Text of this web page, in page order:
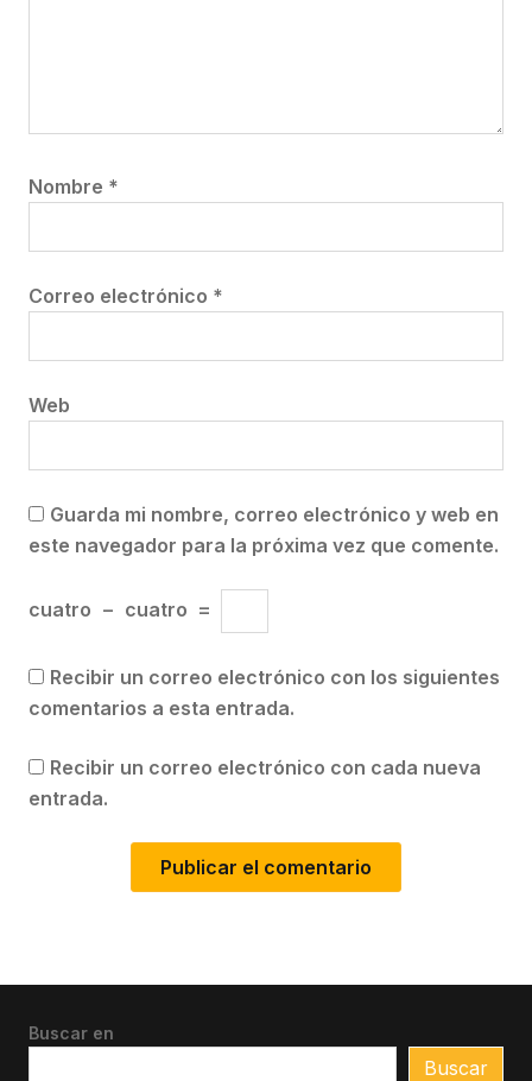
Nombre *
Correo electrónico *
Web
Guarda mi nombre, correo electrónico y web en
este navegador para la próxima vez que comente.
cuatro − cuatro =
Recibir un correo electrónico con los siguientes
comentarios a esta entrada.
Recibir un correo electrónico con cada nueva
entrada.
Buscar en
Buscar